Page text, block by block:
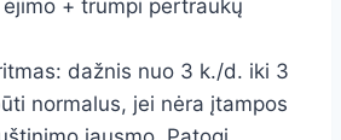
+ trumpi pertraukų
dažnis nuo 3 k./d. iki 3
normalus, jei nėra įtampos